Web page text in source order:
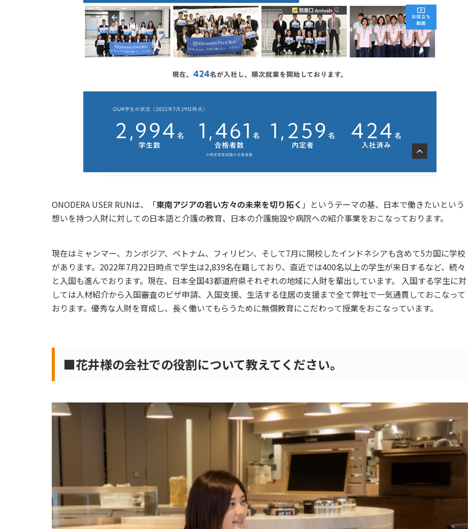
ONODERA USER RUNは、「東南アジアの若い方々の未来を切り拓く 」というテーマの基、日本で働きたいという
想いを持つ人財に対しての日本語と介護の教育、日本の介護施設や病院への紹介事業をおこなっております。
現在はミャンマー、カンボジア、ベトナム、フィリピン、そして7月に開校したインドネシアも含めて5カ国に学校
があります。2022年7月22日時点で学生は2,839名在籍しており、直近では400名以上の学生が来日するなど、続々
と入国も進んでおります。現在、日本全国43都道府県それぞれの地域に人財を輩出しています。 入国する学生に対
しては人材紹介から入国審査のビザ申請、入国支援、生活する住居の支援まで全て弊社で一気通貫しておこなって
おります。優秀な人財を育成し、長く働いてもらうために無償教育にこだわって授業をおこなっています。
■花井様の会社での役割について教えてください。